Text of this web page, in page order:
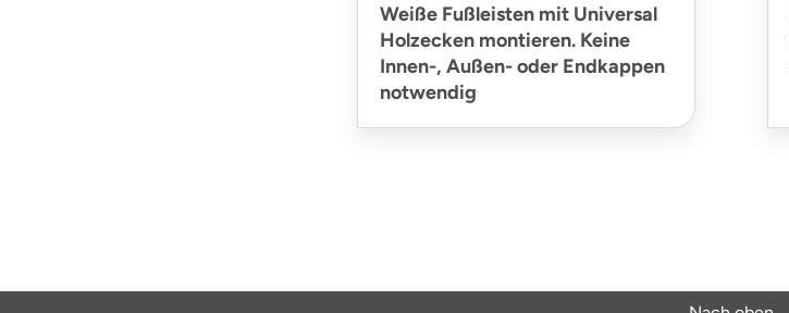
Weiße Fußleisten mit Universal
Holzecken montieren. Keine
Innen-, Außen- oder Endkappen
notwendig